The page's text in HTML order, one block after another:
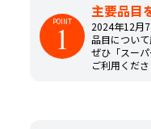
POINT
1
主要品目
2024年12月
品目につい
ぜひ「スー
ご利用くださ